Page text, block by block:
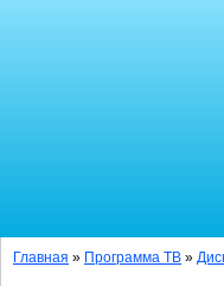
Главная » Программа ТВ »